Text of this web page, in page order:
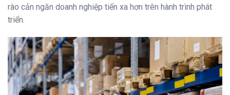
rào cản ngăn doanh nghiệp tiến xa hơn trên hành trình phát
triển.